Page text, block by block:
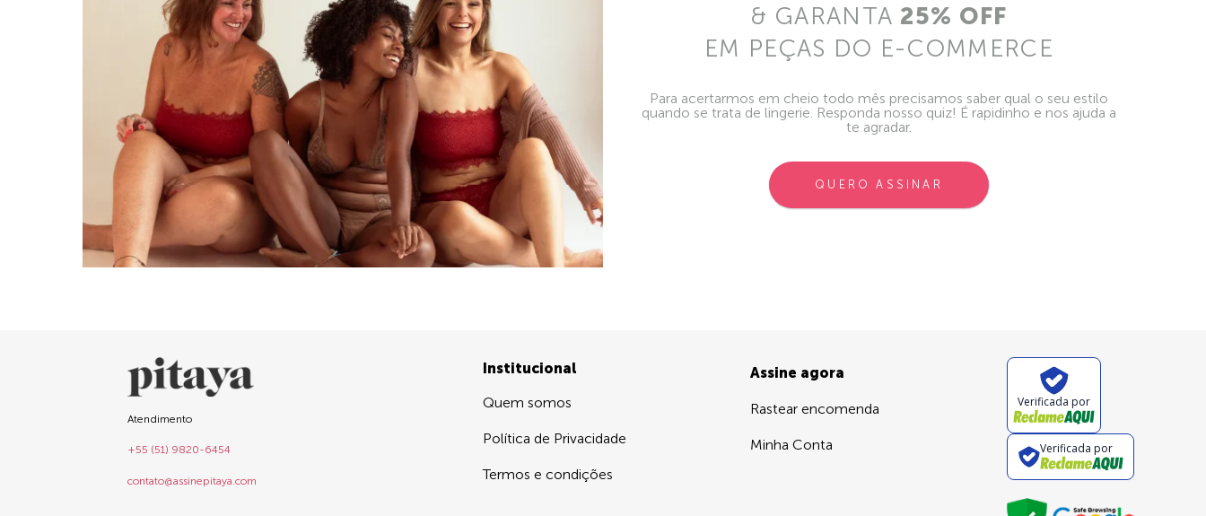
& GARANTA 25% OFF
EM PEÇAS DO E-COMMERCE
Para acertarmos em cheio todo mês precisamos saber qual o seu estilo
quando se trata de lingerie. Responda nosso quiz! É rapidinho e nos ajuda a
te agradar.
QUERO ASSINAR
Atendimento
+55 (51) 9820-6454
contato@assinepitaya.com
Institucional
Quem somos
Política de Privacidade
Termos e condições
Assine agora
Rastear encomenda
Minha Conta
Verificada por
Verificada por